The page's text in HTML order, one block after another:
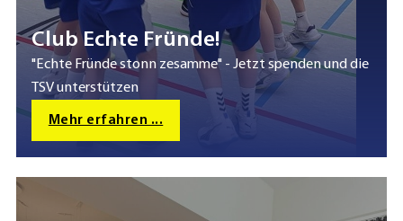
Club Echte Fründe!
"Echte Fründe stonn zesamme" - Jetzt spenden und die
TSV unterstützen
Mehr erfahren ...